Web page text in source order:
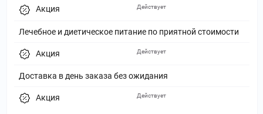
Акция
Лечебное и диетическое питание по приятной стоимости
Действует
Акция
Доставка в день заказа без ожидания
Действует
Акция Действует